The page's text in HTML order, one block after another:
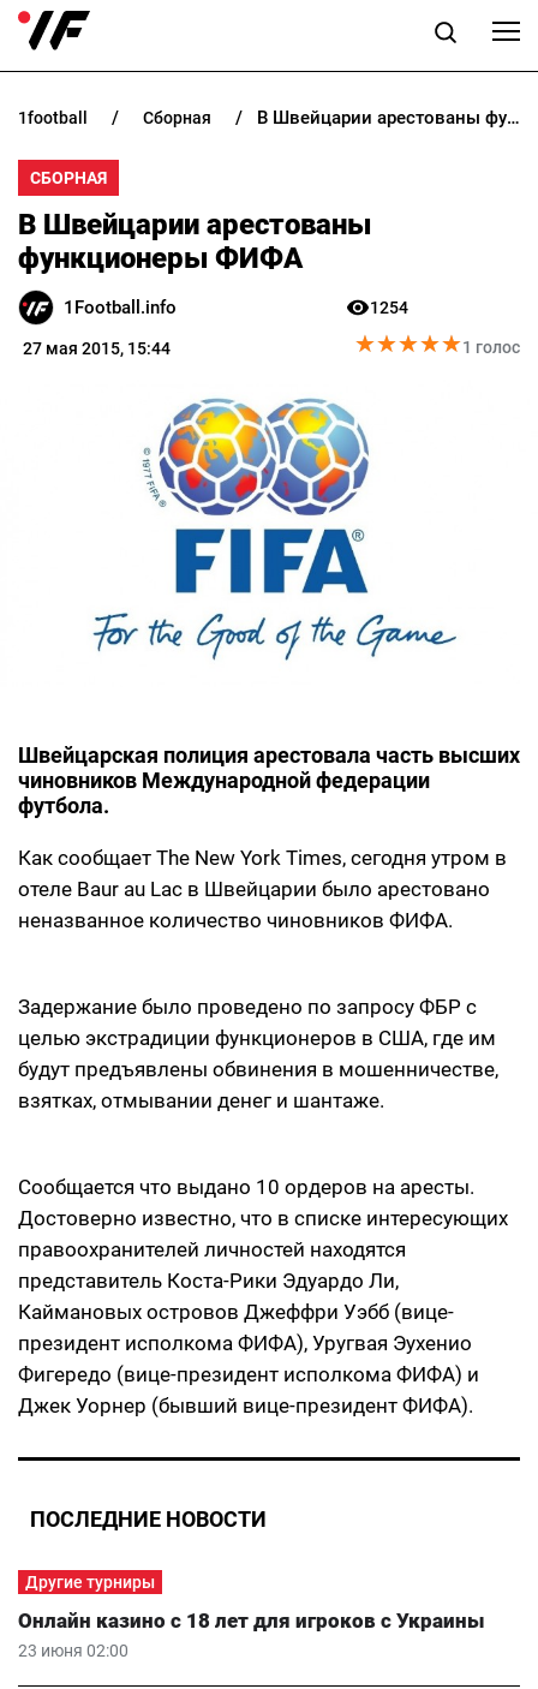
НОВОСТИ
ПРОГНОЗЫ
БУКМЕКЕРЫ
КАЗИНО
1football сборная В Швейцарии арестованы функционеры ФИФА
СБОРНАЯ
В Швейцарии арестованы
функционеры ФИФА
1Football.info
27 мая 2015, 15:44
1254
★★★★★
★★★★★1 голос
Швейцарская полиция арестовала часть высших
чиновников Международной федерации
футбола.
Как сообщает The New York Times, сегодня утром в
отеле Baur au Lac в Швейцарии было арестовано
неназванное количество чиновников ФИФА.
Задержание было проведено по запросу ФБР с
целью экстрадиции функционеров в США, где им
будут предъявлены обвинения в мошенничестве,
взятках, отмывании денег и шантаже.
Сообщается что выдано 10 ордеров на аресты.
Достоверно известно, что в списке интересующих
правоохранителей личностей находятся
представитель Коста-Рики Эдуардо Ли,
Каймановых островов Джеффри Уэбб (вице-
президент исполкома ФИФА), Уругвая Эухенио
Фигередо (вице-президент исполкома ФИФА) и
Джек Уорнер (бывший вице-президент ФИФА).
ПОСЛЕДНИЕ НОВОСТИ
Другие турниры
23 июня 02:00
Онлайн казино с 18 лет для игроков с Украины